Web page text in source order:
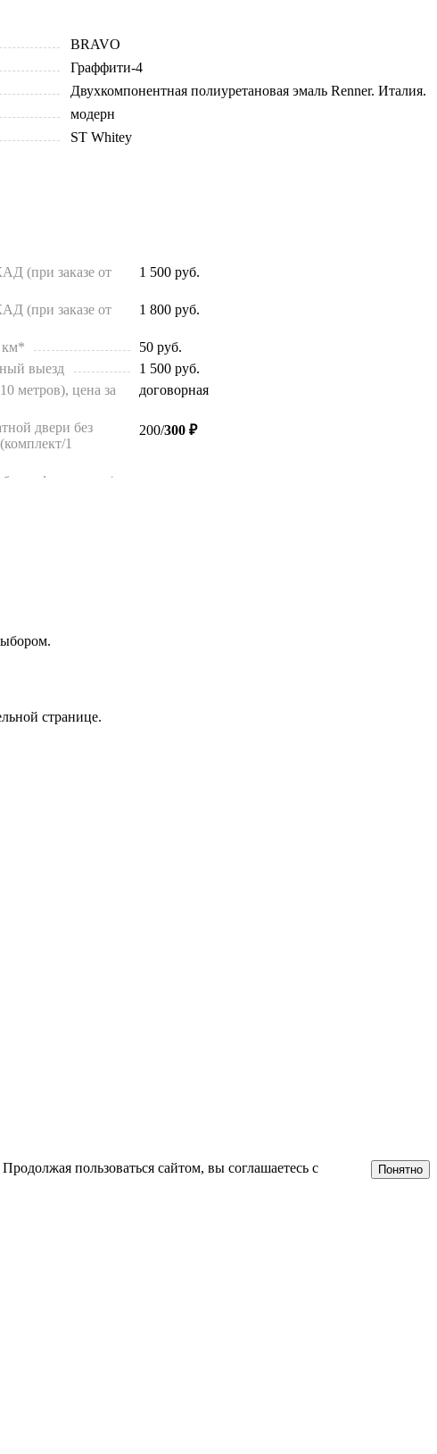
BRAVO
Граффити-4
Двухкомпонентная полиуретановая эмаль Renner. Италия.
модерн
ST Whitey
(при заказе от
1 500руб.
(при заказе от
1 800руб.
км* 50руб.
выезд
1 500руб.
метров), цена за
договорная
двери без
(комплект/1
200/300 ₽
лифта за этаж/на
т.р./25 т.р.-35 т.р.
странице.
пользоваться сайтом, вы соглашаетесь с
Понятно